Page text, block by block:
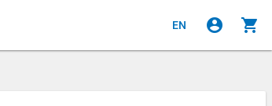
EN account_circle shopping_cart